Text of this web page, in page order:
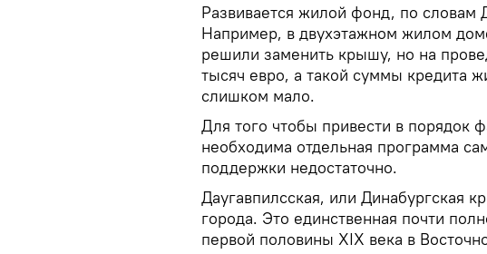
Развивается жилой фонд, по словам
Например, в двухэтажном жилом
решили заменить крышу, но на
тысяч евро, а такой суммы кредита
слишком мало.
Для того чтобы привести в порядок
необходима отдельная программа
поддержки недостаточно.
Даугавпилсская, или Динабургская
города. Это единственная почти
первой половины XIX века в